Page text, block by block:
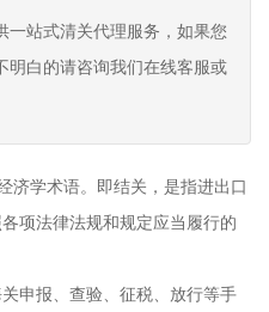
一站式清关代理服务，如果您
明白的请咨询我们在线客服或
济学术语。即结关，是指进出口
项法律法规和规定应当履行的
申报、查验、征税、放行等手